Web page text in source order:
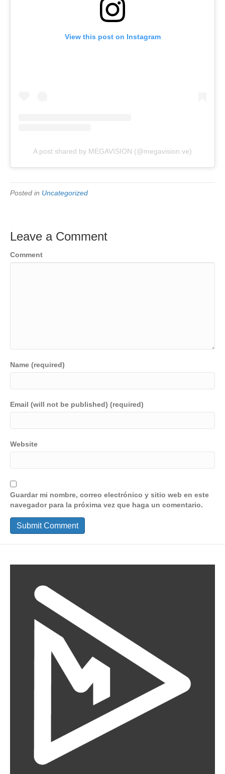
View this post on Instagram
A post shared by MEGAVISION (@megavision.ve)
Posted in Uncategorized
Leave a Comment
Comment
Name (required)
Email (will not be published) (required)
Website
Guardar mi nombre, correo electrónico y sitio web en este
navegador para la próxima vez que haga un comentario.